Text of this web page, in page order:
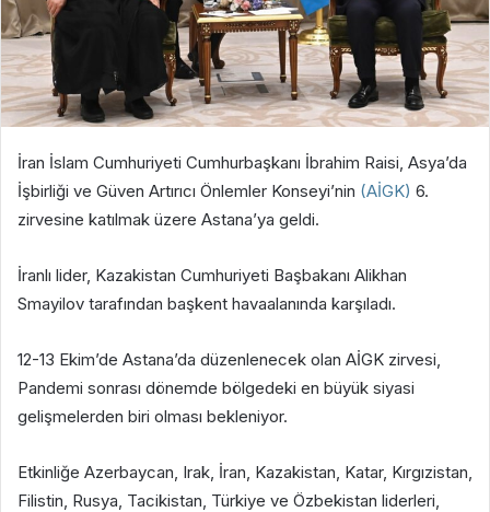
İran İslam Cumhuriyeti Cumhurbaşkanı İbrahim Raisi, Asya’da
İşbirliği ve Güven Artırıcı Önlemler Konseyi’nin (AİGK) 6.
zirvesine katılmak üzere Astana’ya geldi.
İranlı lider, Kazakistan Cumhuriyeti Başbakanı Alikhan
Smayilov tarafından başkent havaalanında karşıladı.
12-13 Ekim’de Astana’da düzenlenecek olan AİGK zirvesi,
Pandemi sonrası dönemde bölgedeki en büyük siyasi
gelişmelerden biri olması bekleniyor.
Etkinliğe Azerbaycan, Irak, İran, Kazakistan, Katar, Kırgızistan,
Filistin, Rusya, Tacikistan, Türkiye ve Özbekistan liderleri,